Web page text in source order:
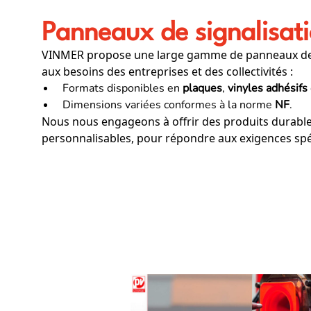
Panneaux de
VINMER propose une large gamme de panneaux
aux besoins des entreprises et des collectivités :
Formats disponibles en plaques, vinyles adhésifs
Dimensions variées conformes à la norme NF.
Nous nous engageons à offrir des produits
personnalisables, pour répondre aux exigences